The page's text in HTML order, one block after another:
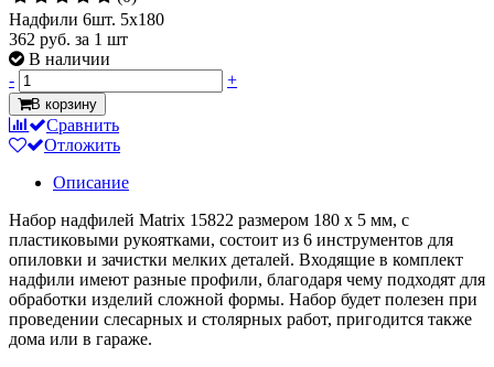
Надфили 6шт. 5х180
362 руб. за 1 шт
В наличии
-
+
В корзину
Сравнить
Отложить
Описание
Набор надфилей Matrix 15822 размером 180 х 5 мм, с
пластиковыми рукоятками, состоит из 6 инструментов для
опиловки и зачистки мелких деталей. Входящие в комплект
надфили имеют разные профили, благодаря чему подходят для
обработки изделий сложной формы. Набор будет полезен при
проведении слесарных и столярных работ, пригодится также
дома или в гараже.